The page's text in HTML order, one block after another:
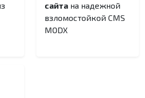
сайта на надежной
взломостойкой CMS
MODX